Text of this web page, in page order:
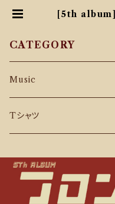
[5th album] フロンティアGO GO
CATEGORY
Music
CD
Tシャツ